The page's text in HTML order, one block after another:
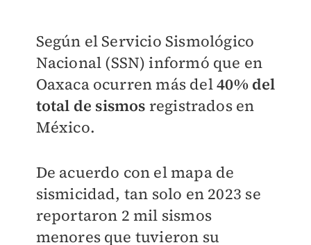
Según el Servicio Sismológico
Nacional (SSN) informó que en
Oaxaca ocurren más del40% del
total de sismos registrados en
México.
De acuerdo con el mapa de
sismicidad, tan solo en 2023 se
reportaron 2 mil sismos
menores que tuvieron su